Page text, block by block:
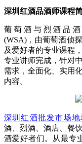
深圳红酒品酒师课程
葡萄酒与烈酒品酒
(WSA)，由葡萄酒侦
及爱好者的专业课程
专业讲师完成，针对
需求，全面化、实用
内容。
深圳红酒批发市场地
酒、烈酒、酒店、餐
酒爱好者们。从最专